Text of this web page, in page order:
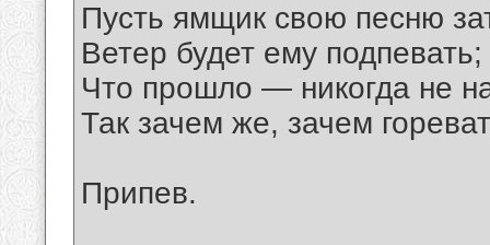
Пусть ямщик свою песню
Ветер будет ему подпевать;
Что прошло — никогда не
Так зачем же, зачем
Припев.